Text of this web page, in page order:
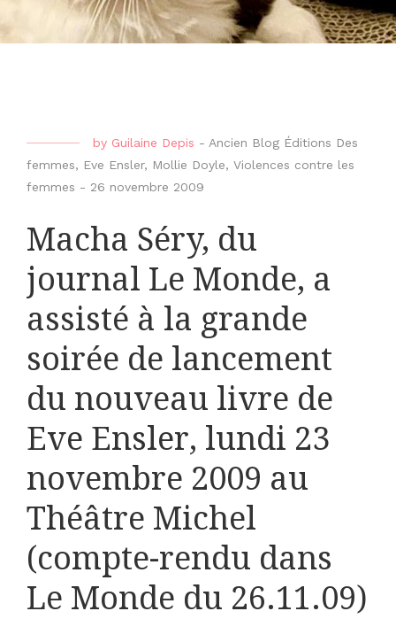
by Guilaine Depis - Ancien Blog Éditions Des
femmes, Eve Ensler, Mollie Doyle, Violences contre les
femmes - 26 novembre 2009
Macha Séry, du
journal Le Monde, a
assisté à la grande
soirée de lancement
du nouveau livre de
Eve Ensler, lundi 23
novembre 2009 au
Théâtre Michel
(compte-rendu dans
Le Monde du 26.11.09)